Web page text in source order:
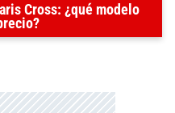
Cross: ¿qué modelo